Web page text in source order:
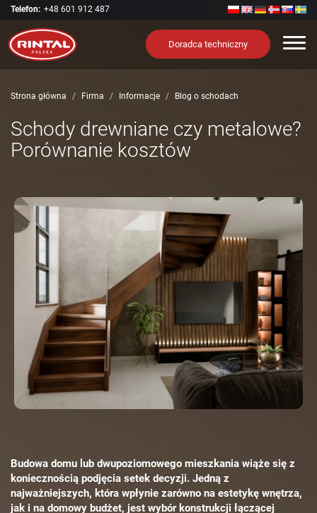
Telefon: +48 601 912 487
Doradca techniczny
Strona główna Firma Informacje Blog o schodach
Schody drewniane czy metalowe?
Porównanie kosztów
Budowa domu lub dwupoziomowego mieszkania wiąże się z
koniecznością podjęcia setek decyzji. Jedną z
najważniejszych, która wpłynie zarówno na estetykę wnętrza,
jak i na domowy budżet, jest wybór konstrukcji łączącej